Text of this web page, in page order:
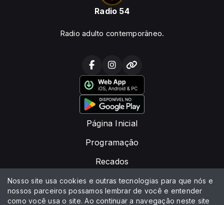
Radio 54
Radio adulto contemporâneo.
Página Inicial
Programação
Recados
Locutores
Contato
Nosso site usa cookies e outras tecnologias para que nós e
nossos parceiros possamos lembrar de você e entender
como você usa o site. Ao continuar a navegação neste site